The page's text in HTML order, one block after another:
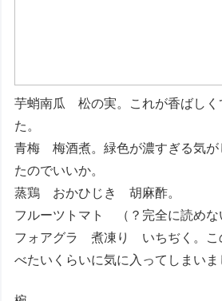
芋蛸南瓜 松の実。これが香ばしく
た。
青梅 梅酒煮。緑色が濃すぎる気が
たのでいいか。
蒸鶏 おかひじき 胡麻酢。
フルーツトマト （？完全に読め
フォアグラ 煮凍り いちぢく。こ
べたいくらいに気に入ってしまいま